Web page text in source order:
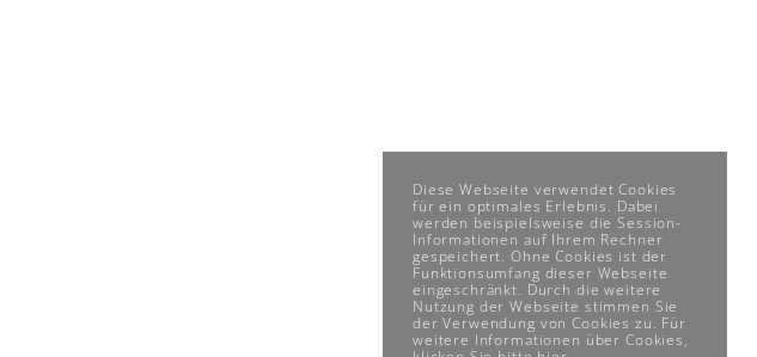
Diese Webseite verwendet Cookies
für ein optimales Erlebnis. Dabei
werden beispielsweise die Session-
Informationen auf Ihrem Rechner
gespeichert. Ohne Cookies ist der
Funktionsumfang dieser Webseite
eingeschränkt. Durch die weitere
Nutzung der Webseite stimmen Sie
der Verwendung von Cookies zu. Für
weitere Informationen über Cookies,